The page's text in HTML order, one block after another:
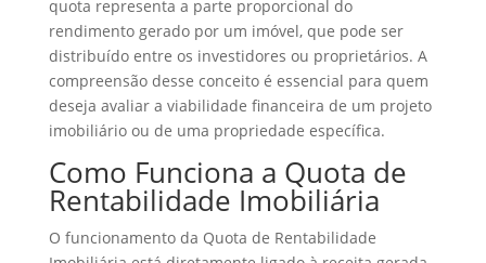
quota representa a parte proporcional do
rendimento gerado por um imóvel, que pode ser
distribuído entre os investidores ou proprietários. A
compreensão desse conceito é essencial para quem
deseja avaliar a viabilidade financeira de um projeto
imobiliário ou de uma propriedade específica.
Como Funciona a Quota de
Rentabilidade Imobiliária
O funcionamento da Quota de Rentabilidade